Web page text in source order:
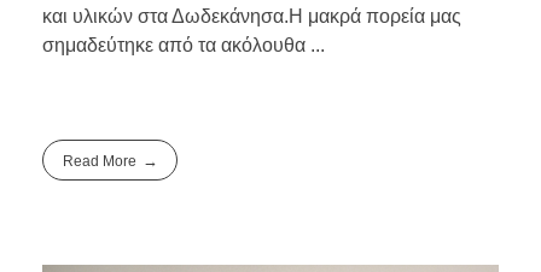
και υλικών στα Δωδεκάνησα.Η μακρά πορεία μας
σημαδεύτηκε από τα ακόλουθα ...
Read More